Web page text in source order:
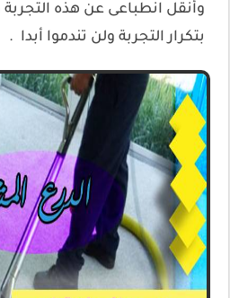
وأنقل انطباعى عن هذه التجربة
بتكرار التجربة ولن تندموا أبدا .